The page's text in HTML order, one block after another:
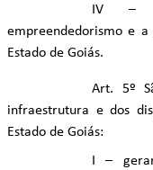
IV –
empreendedorismo e a
Estado de Goiás.
Art. 5º
infraestrutura e dos
Estado de Goiás:
I –